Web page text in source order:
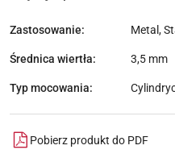
Zastosowanie: Metal,
Średnica wiertła: 3,5 mm
Typ mocowania:
Pobierz produkt do PDF